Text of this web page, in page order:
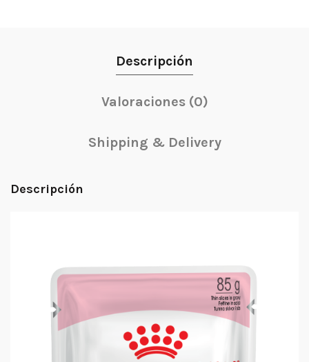
Descripción
Valoraciones (0)
Shipping & Delivery
Descripción